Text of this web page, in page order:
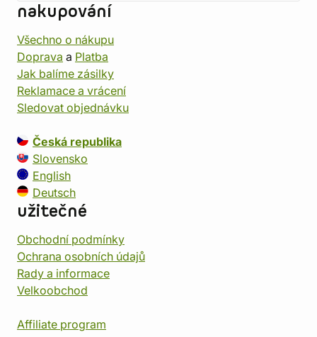
nakupování
Všechno o nákupu
Doprava a Platba
Jak balíme zásilky
Reklamace a vrácení
Sledovat objednávku
Česká republika
Slovensko
English
Deutsch
užitečné
Obchodní podmínky
Ochrana osobních údajů
Rady a informace
Velkoobchod
Affiliate program